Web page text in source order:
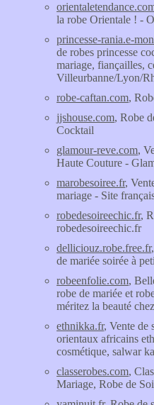
la robe Orientale ! -
princesse-rania.e-
de robes princesse
mariage, fiançailles,
Villeurbanne/Lyon/
robe-caftan.com,
jjshouse.com, Robe
Cocktail
glamour-reve.com,
Haute Couture -
marobesoiree.fr,
mariage - Site
robedesoireechic.fr,
robedesoireechic.fr
delliciouz.robe.free.fr
de mariée soirée à
robeenfolie.com,
robe de mariée et
méritez la beauté
ethnikka.fr, Vente de
orientaux africains
cosmétique, salwar
classerobes.com,
Mariage, Robe de